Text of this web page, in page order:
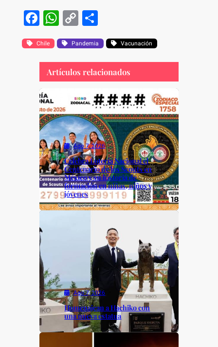
F
a
c
e
b
o
o
k
W
h
at
s
A
p
C
o
p
y
Li
n
k
S
h
ar
e
Chile Pandemia Vacunación
Artículos relacionados
Ago 7, 2026
Celebra Lotería Nacional el
Centenario de los Scouts en
México y su historia de
formación en niñas, niños y
jóvenes
Ago 7, 2026
Homenajean a Hachiko con
una nueva estatua